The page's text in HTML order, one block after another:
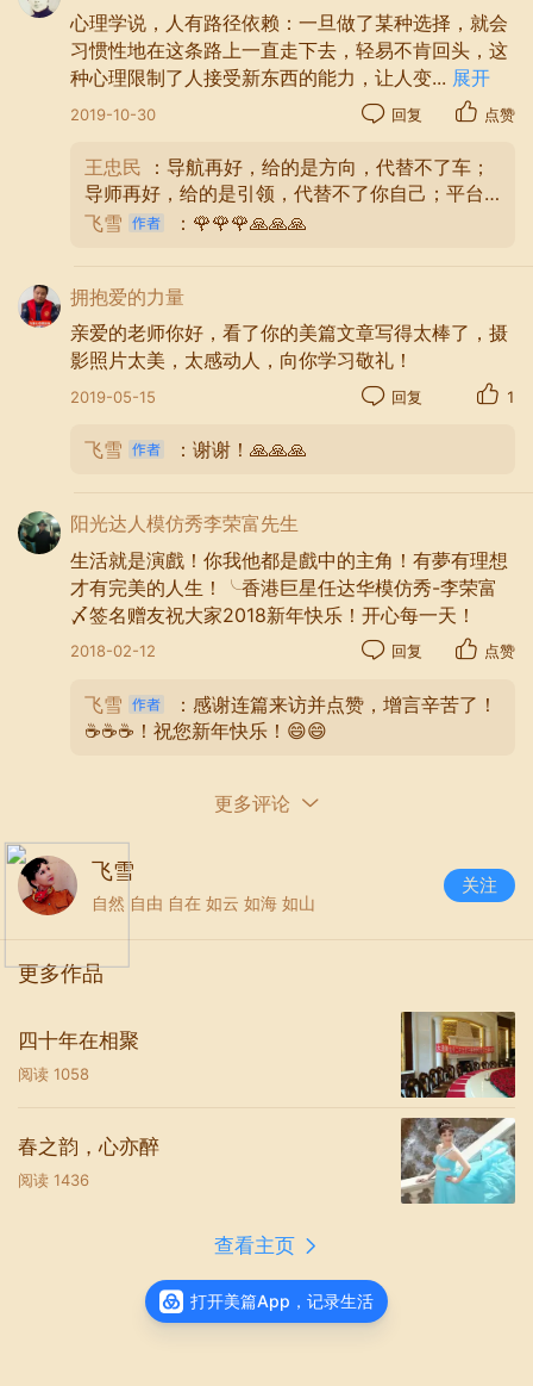
只想找寻那一个他
心理学说，人有路径依赖：一旦做了某种选择，就会
习惯性地在这条路上一直走下去，轻易不肯回头，这
种心理限制了人接受新东西的能力，让人变... 展开
2019-10-30 回复 点赞
王忠民
：导航再好，给的是方向，代替不了车；
导师再好，给的是引领，代替不了你自己；平台
再好，给的是机会。你不好好利用，也是白白浪
的精彩，没有等来的辉煌。 你接触的人越多，层
面越高，越高端、越有教养的人大都相互支持、
抱团发展，因为你好了大家都好，共商，共赢，
共享！越低端、层次越低的人，越是喜欢诋毁忌
妒、相互拆台、斤斤计较，彼此鄙视，遇到大事
境界及思维，和一群有同样格局和思维的人一起
参与，也成就不了你的梦想；舞台再大，你不主
动登台表演，没有人给你喝彩；你若出彩，必续
融入三观相同的朋友正能量磁场；生活才会充
实，走得坚定，人生出彩！让父母为你骄傲，是
子孙后代的榜样！
飞雪 ：🌹🌹🌹🙏🙏🙏
拥抱爱的力量
亲爱的老师你好，看了你的美篇文章写得太棒了，摄
影照片太美，太感动人，向你学习敬礼！
2019-05-15 回复 1
飞雪 ：谢谢！🙏🙏🙏
阳光达人模仿秀李荣富先生
生活就是演戲！你我他都是戲中的主角！有夢有理想
才有完美的人生！╰香港巨星任达华模仿秀-李荣富
〆签名赠友祝大家2018新年快乐！开心每一天！
2018-02-12 回复 点赞
飞雪
：感谢连篇来访并点赞，增言辛苦了！
☕☕☕！祝您新年快乐！😄😄
更多评论
飞雪
自然 自由 自在 如云 如海 如山
关注
更多作品
四十年在相聚
阅读 1058
春之韵，心亦醉
阅读 1436
查看主页
打开美篇App，记录生活